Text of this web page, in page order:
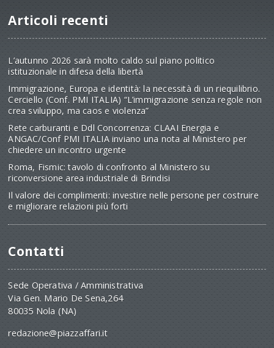
Articoli recenti
L’autunno 2026 sarà molto caldo sul piano politico
istituzionale in difesa della libertà
Immigrazione, Europa e identità: la necessità di un riequilibrio.
Cerciello (Conf. PMI ITALIA) “L’immigrazione senza regole non
crea sviluppo, ma caos e violenza”
Rete carburanti e Ddl Concorrenza: CLAAI Energia e
ANGAC/Conf PMI ITALIA inviano una nota al Ministero per
chiedere un incontro urgente
Roma, Fismic: tavolo di confronto al Ministero su
riconversione area industriale di Brindisi
Il valore dei complimenti: investire nelle persone per costruire
e migliorare relazioni più forti
Contatti
Sede Operativa / Amministrativa
Via Gen. Mario De Sena,264
80035 Nola (NA)
redazione@piazzaffari.it